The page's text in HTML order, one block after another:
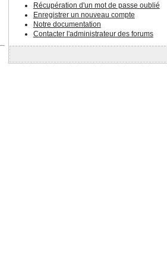
Récupération d'un mot de passe oublié
Enregistrer un nouveau compte
Notre documentation
Contacter l'administrateur des forums